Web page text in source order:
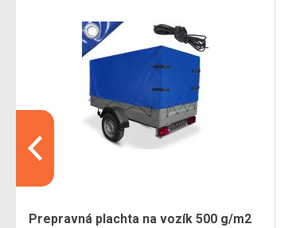
Prepravná plachta na vozík 500 g/m2